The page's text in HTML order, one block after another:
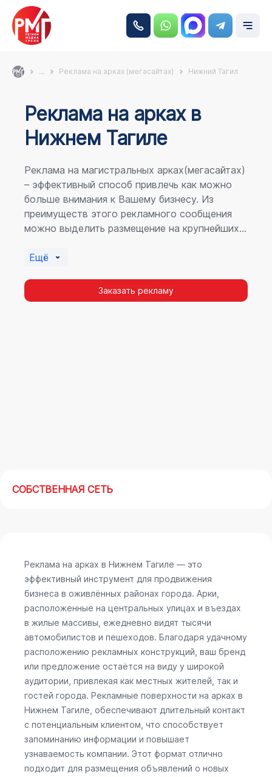
... Реклама на арках (мегасайтах) Нижний Тагил
Реклама на аркаx в
Нижнем Тагиле
Реклама на магистральных арках(мегасайтах)
– эффективный способ привлечь как можно
больше внимания к Вашему бизнесу. Из
преимуществ этого рекламного сообщения
можно выделить размещение на крупнейших
пешеходному потоку расположение в прямой
повторных контактов.
Ещё
Заказать рекламу
СОБСТВЕННАЯ СЕТЬ
Реклама на арках в Нижнем Тагиле — это
эффективный инструмент для продвижения
бизнеса в оживлённых районах города. Арки,
расположенные на центральных улицах и въездах
в жилые массивы, ежедневно видят тысячи
автомобилистов и пешеходов. Благодаря удачному
расположению рекламных конструкций, ваш бренд
или предложение остаётся на виду у широкой
аудитории, привлекая как местных жителей, так и
гостей города. Рекламные поверхности на арках в
Нижнем Тагиле, обеспечивают длительный контакт
с потенциальным клиентом, что способствует
запоминанию информации и повышает
узнаваемость компании. Этот формат отлично
подходит для размещения объявлений о новых